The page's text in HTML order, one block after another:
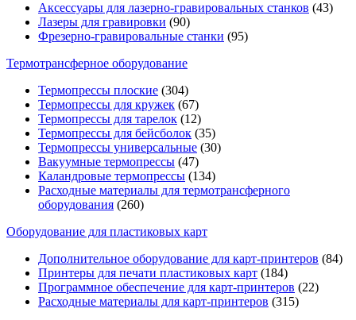
Аксессуары для лазерно-гравировальных станков (43)
Лазеры для гравировки (90)
Фрезерно-гравировальные станки (95)
Термотрансферное оборудование
Термопрессы плоские (304)
Термопрессы для кружек (67)
Термопрессы для тарелок (12)
Термопрессы для бейсболок (35)
Термопрессы универсальные (30)
Вакуумные термопрессы (47)
Каландровые термопрессы (134)
Расходные материалы для термотрансферного
оборудования (260)
Оборудование для пластиковых карт
Дополнительное оборудование для карт-принтеров (84)
Принтеры для печати пластиковых карт (184)
Программное обеспечение для карт-принтеров (22)
Расходные материалы для карт-принтеров (315)